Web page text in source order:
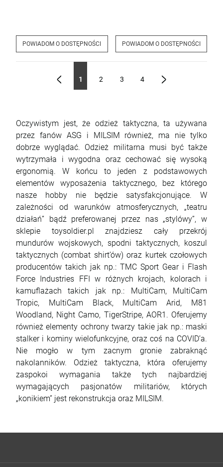
POWIADOM O DOSTĘPNOŚCI POWIADOM O DOSTĘPNOŚCI
1 2 3 4
Oczywistym jest, że odzież taktyczna, ta używana
przez fanów ASG i MILSIM również, ma nie tylko
dobrze wyglądać. Odzież militarna musi być także
wytrzymała i wygodna oraz cechować się wysoką
ergonomią. W końcu to jeden z podstawowych
elementów wyposażenia taktycznego, bez którego
nasze hobby nie będzie satysfakcjonujące. W
zależności od warunków atmosferycznych, „teatru
działań” bądź preferowanej przez nas „stylówy”, w
sklepie toysoldier.pl znajdziesz cały przekrój
mundurów wojskowych, spodni taktycznych, koszul
taktycznych (combat shirt’ów) oraz kurtek czołowych
producentów takich jak np.: TMC Sport Gear i Flash
Force Industries FFI w różnych krojach, kolorach i
kamuflażach takich jak np.: MultiCam, MultiCam
Tropic, MultiCam Black, MultiCam Arid, M81
Woodland, Night Camo, TigerStripe, AOR1. Oferujemy
również elementy ochrony twarzy takie jak np.: maski
stalker i kominy wielofunkcyjne, oraz coś na COVID’a.
Nie mogło w tym zacnym gronie zabraknąć
nakolanników. Odzież taktyczna, która oferujemy
zaspokoi wymagania także tych najbardziej
wymagających pasjonatów militariów, których
„konikiem” jest rekonstrukcja oraz MILSIM.